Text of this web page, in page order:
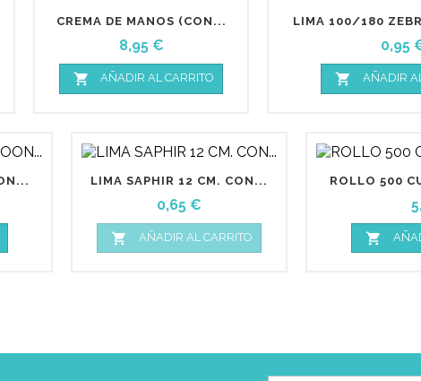
CREMA DE MANOS (CON...
Precio
8,95 €
 AÑADIR AL CARRITO
LIMA 100/180
0,95
 AÑADIR
LIMA SAPHIR 12 CM. CON...
Precio
0,65 €
 AÑADIR AL CARRITO
ROLLO 500
